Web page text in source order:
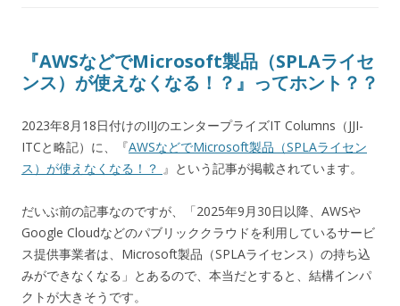
『AWSなどでMicrosoft製品（SPLAライセ
ンス）が使えなくなる！？』ってホント？？
2023年8月18日付けのIIJのエンタープライズIT Columns（JJI-
ITCと略記）に、『AWSなどでMicrosoft製品（SPLAライセン
ス）が使えなくなる！？ 』という記事が掲載されています。
だいぶ前の記事なのですが、「2025年9月30日以降、AWSや
Google Cloudなどのパブリッククラウドを利用しているサービ
ス提供事業者は、Microsoft製品（SPLAライセンス）の持ち込
みができなくなる」とあるので、本当だとすると、結構インパ
クトが大きそうです。